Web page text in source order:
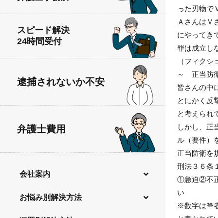
スピード解決
24時間受付
逮捕されないか不安
弁護士費用
会社案内
弁護士費用
お悩み別解決方法
った刃物で
ＡさんはＶ
にやってき
罪は成立し
（フィクシ
～ 正当防
皆さんの中
とにかく反
と考えられ
しかし、正
ル（要件）
正当防衛を
刑法３６条
①急迫②不
い
※数字は筆